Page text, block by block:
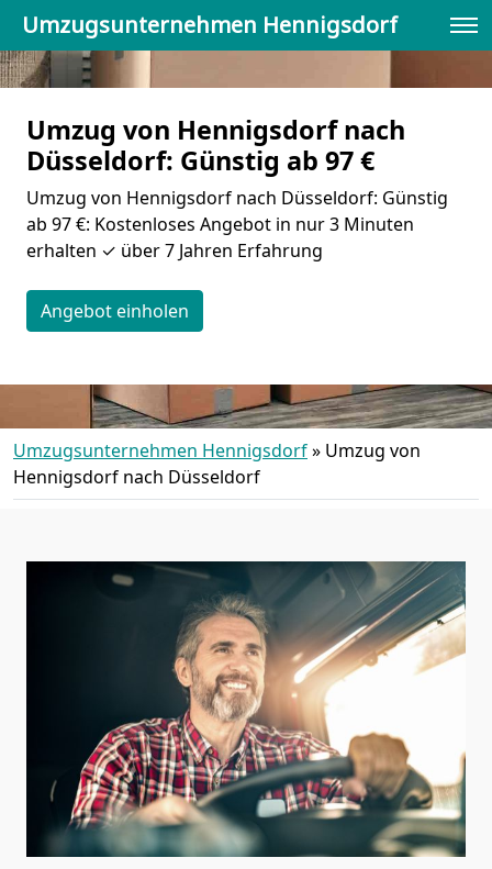
Umzugsunternehmen Hennigsdorf
Umzug von Hennigsdorf nach
Düsseldorf: Günstig ab 97 €
Umzug von Hennigsdorf nach Düsseldorf: Günstig
ab 97 €: Kostenloses Angebot in nur 3 Minuten
erhalten ✓ über 7 Jahren Erfahrung
Angebot einholen
Umzugsunternehmen Hennigsdorf» Umzug von
Hennigsdorf nach Düsseldorf